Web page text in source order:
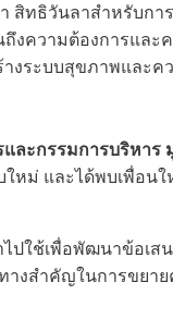
สิทธิวันลาสำหรับ
งความต้องการแล
งระบบสุขภาพและค
ะกรรมการบริหาร
หม่ และได้พบเพื่อน
ใช้เพื่อพัฒนาข้อเส
งสำคัญในการขยา